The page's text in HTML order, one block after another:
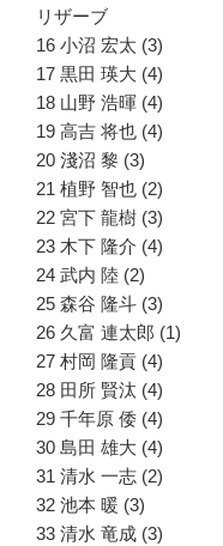
リザーブ
16 小沼 宏太 (3)
17 黒田 瑛大 (4)
18 山野 浩暉 (4)
19 高吉 将也 (4)
20 淺沼 黎 (3)
21 植野 智也 (2)
22 宮下 龍樹 (3)
23 木下 隆介 (4)
24 武内 陸 (2)
25 森谷 隆斗 (3)
26 久富 連太郎 (1)
27 村岡 隆貢 (4)
28 田所 賢汰 (4)
29 千年原 倭 (4)
30 島田 雄大 (4)
31 清水 一志 (2)
32 池本 暖 (3)
33 清水 竜成 (3)